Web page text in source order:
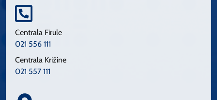
Centrala Firule
021 556 111
Centrala Križine
021 557 111